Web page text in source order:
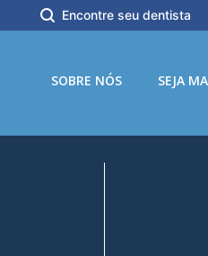
Encontre seu dentista
SOBRE NÓS SEJA